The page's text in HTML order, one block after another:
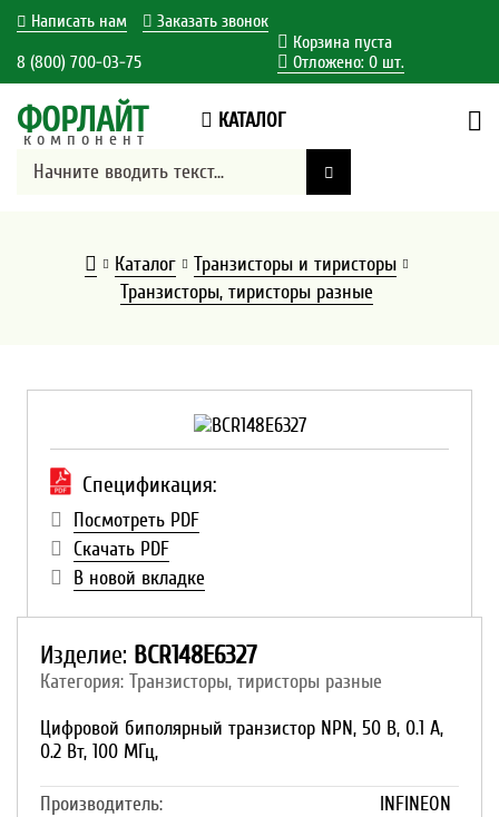
Написать нам Заказать звонок
8 (800) 700-03-75
Корзина пуста
Отложено: 0шт.
ФОРЛАЙТ
компонент
КАТАЛОГ
Каталог
Транзисторы и тиристоры
Транзисторы, тиристоры разные
Спецификация:
Посмотреть PDF
Скачать PDF
В новой вкладке
Изделие: BCR148E6327
Категория: Транзисторы, тиристоры разные
Цифровой биполярный транзистор NPN, 50 В, 0.1 А,
0.2 Вт, 100 МГц,
Производитель:
INFINEON